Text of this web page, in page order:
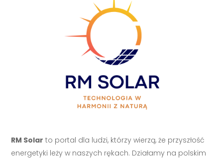
RM Solar to portal dla ludzi, którzy wierzą, że przyszłość
energetyki leży w naszych rękach. Działamy na polskim